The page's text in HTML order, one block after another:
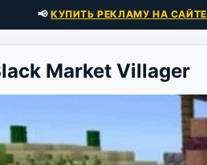
📢КУПИТЬ РЕКЛАМУ НА САЙТЕ
Market Villager